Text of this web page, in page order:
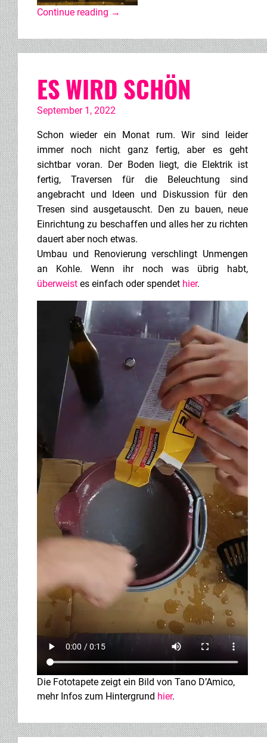
Continue reading →
ES WIRD SCHÖN
September 1, 2022
Schon wieder ein Monat rum. Wir sind leider
immer noch nicht ganz fertig, aber es geht
sichtbar voran. Der Boden liegt, die Elektrik ist
fertig, Traversen für die Beleuchtung sind
angebracht und Ideen und Diskussion für den
Tresen sind ausgetauscht. Den zu bauen, neue
Einrichtung zu beschaffen und alles her zu richten
dauert aber noch etwas.
Umbau und Renovierung verschlingt Unmengen
an Kohle. Wenn ihr noch was übrig habt,
überweist es einfach oder spendet hier.
Die Fototapete zeigt ein Bild von Tano D’Amico,
mehr Infos zum Hintergrund hier.